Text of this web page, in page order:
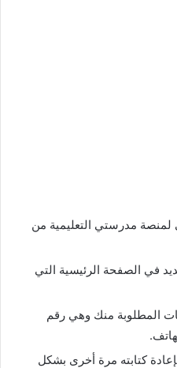
مدرستي التعليمية من
في الصفحة الرئيسية التي
المطلوبة منك وهي رقم
كتابته مرة أخرى بشكل